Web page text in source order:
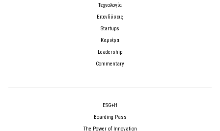
Τεχνολογία
Επενδύσεις
Startups
Καριέρα
Leadership
Commentary
ESG+H
Boarding Pass
The Power of Innovation